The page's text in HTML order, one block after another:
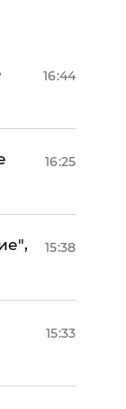
16:44
16:25
15:38
15:33